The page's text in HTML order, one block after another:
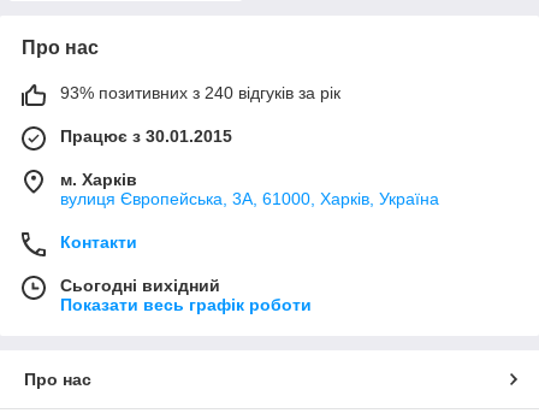
Про нас
93% позитивних з 240 відгуків за рік
Працює з 30.01.2015
м. Харків
вулиця Європейська, 3А, 61000, Харків, Україна
Контакти
Сьогодні вихідний
Показати весь графік роботи
Про нас